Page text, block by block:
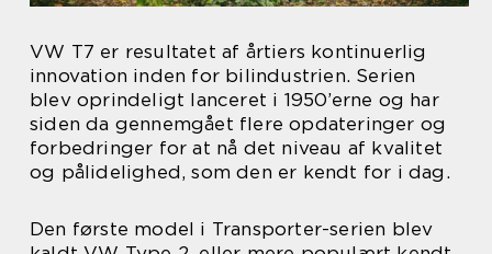
VW T7 er resultatet af årtiers kontinuerlig
innovation inden for bilindustrien. Serien
blev oprindeligt lanceret i 1950’erne og har
siden da gennemgået flere opdateringer og
forbedringer for at nå det niveau af kvalitet
og pålidelighed, som den er kendt for i dag.
Den første model i Transporter-serien blev